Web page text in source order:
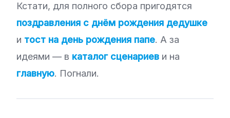
Кстати, для полного сбора пригодятся
поздравления с днём рождения дедушке
и тост на день рождения папе. А за
идеями — в каталог сценариев и на
главную. Погнали.